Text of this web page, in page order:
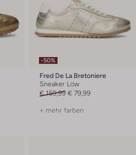
-50%
Fred De La Bretoniere
Sneaker Low
€ 159,99 € 79,99
+ mehr farben